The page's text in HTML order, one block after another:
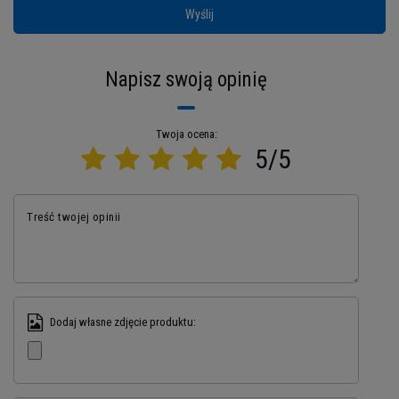
Skuteczne mieszanie
Shaker X
Brak dodatkowych elementów wewnętrznych to
wyższy poziom higieny. Shaker Hiro Classic jest
Wyślij
Napisz swoją opinię
Twoja ocena:
5/5
Treść twojej opinii
Dodaj własne zdjęcie produktu: